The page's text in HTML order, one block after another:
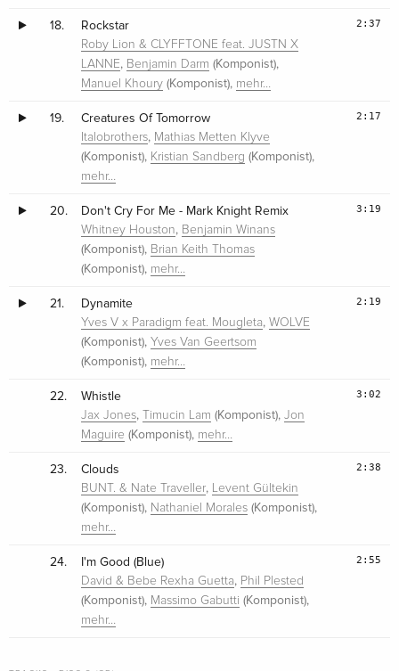
18. Rockstar
Roby Lion & CLYFFTONE feat. JUSTN X
LANNE, Benjamin Darm (Komponist),
Manuel Khoury (Komponist), mehr…
2:37
19. Creatures Of Tomorrow
Italobrothers, Mathias Metten Klyve
(Komponist), Kristian Sandberg (Komponist),
mehr…
2:17
20. Don't Cry For Me - Mark Knight Remix
Whitney Houston, Benjamin Winans
(Komponist), Brian Keith Thomas
(Komponist), mehr…
3:19
21. Dynamite
Yves V x Paradigm feat. Mougleta,WOLVE
(Komponist),Yves Van Geertsom
(Komponist), mehr…
2:19
22. Whistle
Jax Jones, Timucin Lam (Komponist),Jon
Maguire (Komponist), mehr…
3:02
23. Clouds
BUNT. & Nate Traveller, Levent Gültekin
(Komponist), Nathaniel Morales (Komponist),
mehr…
2:38
24. I'm Good (Blue)
David & Bebe Rexha Guetta, Phil Plested
(Komponist), Massimo Gabutti (Komponist),
mehr…
2:55